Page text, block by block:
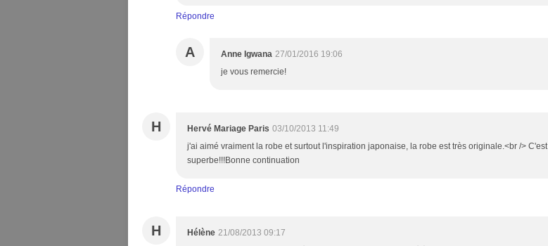
Répondre
A Anne Igwana 27/01/2016 19:06
je vous remercie!
H Hervé Mariage Paris 03/10/2013 11:49
j'ai aimé vraiment la robe et surtout l'inspiration japonaise, la robe est très originale.<br /> C'est
superbe!!!Bonne continuation
Répondre
H Hélène 21/08/2013 09:17